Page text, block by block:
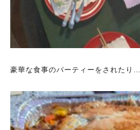
豪華な食事のパーティーをされたり…